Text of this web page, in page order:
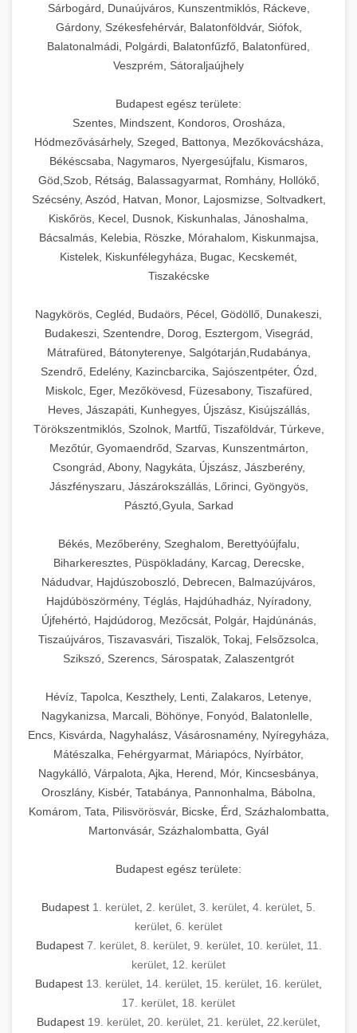
Sárbogárd, Dunaújváros, Kunszentmiklós, Ráckeve,
Gárdony, Székesfehérvár, Balatonföldvár, Siófok,
Balatonalmádi, Polgárdi, Balatonfűzfő, Balatonfüred,
Veszprém, Sátoraljaújhely
Budapest egész területe:
Szentes, Mindszent, Kondoros, Orosháza,
Hódmezővásárhely, Szeged, Battonya, Mezőkovácsháza,
Békéscsaba, Nagymaros, Nyergesújfalu, Kismaros,
Göd,Szob, Rétság, Balassagyarmat, Romhány, Hollókő,
Szécsény, Aszód, Hatvan, Monor, Lajosmizse, Soltvadkert,
Kiskőrös, Kecel, Dusnok, Kiskunhalas, Jánoshalma,
Bácsalmás, Kelebia, Röszke, Mórahalom, Kiskunmajsa,
Kistelek, Kiskunfélegyháza, Bugac, Kecskemét,
Tiszakécske
Nagykörös, Cegléd, Budaörs, Pécel, Gödöllő, Dunakeszi,
Budakeszi, Szentendre, Dorog, Esztergom, Visegrád,
Mátrafüred, Bátonyterenye, Salgótarján,Rudabánya,
Szendrő, Edelény, Kazincbarcika, Sajószentpéter, Ózd,
Miskolc, Eger, Mezőkövesd, Füzesabony, Tiszafüred,
Heves, Jászapáti, Kunhegyes, Újszász, Kisújszállás,
Törökszentmiklós, Szolnok, Martfű, Tiszaföldvár, Túrkeve,
Mezőtúr, Gyomaendrőd, Szarvas, Kunszentmárton,
Csongrád, Abony, Nagykáta, Újszász, Jászberény,
Jászfényszaru, Jászárokszállás, Lőrinci, Gyöngyös,
Pásztó,Gyula, Sarkad
Békés, Mezőberény, Szeghalom, Berettyóújfalu,
Biharkeresztes, Püspökladány, Karcag, Derecske,
Nádudvar, Hajdúszoboszló, Debrecen, Balmazújváros,
Hajdúböszörmény, Téglás, Hajdúhadház, Nyíradony,
Újfehértó, Hajdúdorog, Mezőcsát, Polgár, Hajdúnánás,
Tiszaújváros, Tiszavasvári, Tiszalök, Tokaj, Felsőzsolca,
Szikszó, Szerencs, Sárospatak, Zalaszentgrót
Hévíz, Tapolca, Keszthely, Lenti, Zalakaros, Letenye,
Nagykanizsa, Marcali, Böhönye, Fonyód, Balatonlelle,
Encs, Kisvárda, Nagyhalász, Vásárosnamény, Nyíregyháza,
Mátészalka, Fehérgyarmat, Máriapócs, Nyírbátor,
Nagykálló, Várpalota, Ajka, Herend, Mór, Kincsesbánya,
Oroszlány, Kisbér, Tatabánya, Pannonhalma, Bábolna,
Komárom, Tata, Pilisvörösvár, Bicske, Érd, Százhalombatta,
Martonvásár, Százhalombatta, Gyál
Budapest egész területe:
Budapest 1. kerület 2. kerület 3. kerület 4. kerület 5.
kerület 6. kerület
Budapest 7. kerület, 8. kerület, 9. kerület, 10. kerület, 11.
kerület 12. kerület
Budapest 13. kerület 14. kerület 15. kerület 16. kerület
17. kerület 18. kerület
Budapest 19. kerület 20. kerület 21. kerület 22.kerület